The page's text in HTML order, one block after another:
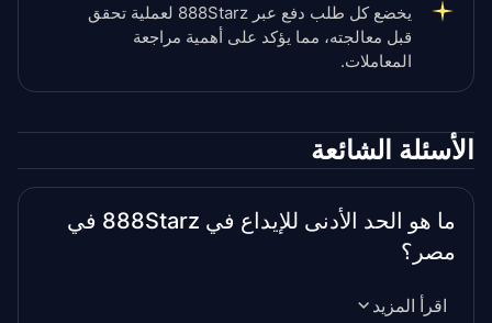
يخضع كل طلب دفع عبر 888Starz لعملية تحقق
قبل معالجته، مما يؤكد على أهمية مراجعة
المعاملات.
الأسئلة الشائعة
ما هو الحد الأدنى للإيداع في 888Starz في
مصر؟
اقرأ المزيد